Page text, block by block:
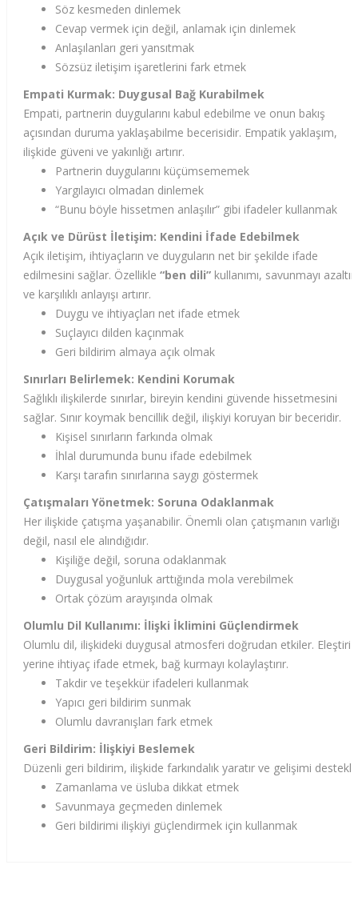
Söz kesmeden dinlemek
Cevap vermek için değil, anlamak için dinlemek
Anlaşılanları geri yansıtmak
Sözsüz iletişim işaretlerini fark etmek
Empati Kurmak: Duygusal Bağ Kurabilmek
Empati, partnerin duygularını kabul edebilme ve onun bakış
açısından duruma yaklaşabilme becerisidir. Empatik yaklaşım,
ilişkide güveni ve yakınlığı artırır.
Partnerin duygularını küçümsememek
Yargılayıcı olmadan dinlemek
“Bunu böyle hissetmen anlaşılır” gibi ifadeler kullanmak
Açık ve Dürüst İletişim: Kendini İfade Edebilmek
Açık iletişim, ihtiyaçların ve duyguların net bir şekilde ifade
edilmesini sağlar. Özellikle “ben dili” kullanımı, savunmayı azaltır
ve karşılıklı anlayışı artırır.
Duygu ve ihtiyaçları net ifade etmek
Suçlayıcı dilden kaçınmak
Geri bildirim almaya açık olmak
Sınırları Belirlemek: Kendini Korumak
Sağlıklı ilişkilerde sınırlar, bireyin kendini güvende hissetmesini
sağlar. Sınır koymak bencillik değil, ilişkiyi koruyan bir beceridir.
Kişisel sınırların farkında olmak
İhlal durumunda bunu ifade edebilmek
Karşı tarafın sınırlarına saygı göstermek
Çatışmaları Yönetmek: Soruna Odaklanmak
Her ilişkide çatışma yaşanabilir. Önemli olan çatışmanın varlığı
değil, nasıl ele alındığıdır.
Kişiliğe değil, soruna odaklanmak
Duygusal yoğunluk arttığında mola verebilmek
Ortak çözüm arayışında olmak
Olumlu Dil Kullanımı: İlişki İklimini Güçlendirmek
Olumlu dil, ilişkideki duygusal atmosferi doğrudan etkiler. Eleştiri
yerine ihtiyaç ifade etmek, bağ kurmayı kolaylaştırır.
Takdir ve teşekkür ifadeleri kullanmak
Yapıcı geri bildirim sunmak
Olumlu davranışları fark etmek
Geri Bildirim: İlişkiyi Beslemek
Düzenli geri bildirim, ilişkide farkındalık yaratır ve gelişimi
Zamanlama ve üsluba dikkat etmek
Savunmaya geçmeden dinlemek
Geri bildirimi ilişkiyi güçlendirmek için kullanmak